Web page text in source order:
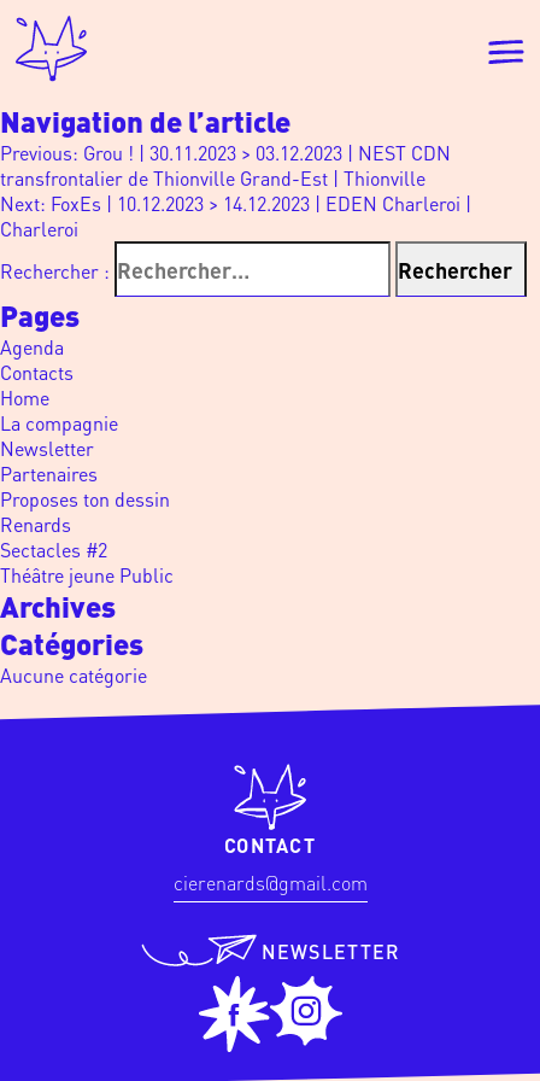
Navigation de l’article
Previous: Grou ! | 30.11.2023 > 03.12.2023 | NEST CDN
transfrontalier de Thionville Grand-Est | Thionville
Next: FoxEs | 10.12.2023 > 14.12.2023 | EDEN Charleroi |
Charleroi
Rechercher :
Pages
Agenda
Contacts
Home
La compagnie
Newsletter
Partenaires
Proposes ton dessin
Renards
Sectacles #2
Théâtre jeune Public
Archives
Catégories
Aucune catégorie
CONTACT
cierenards@gmail.com
NEWSLETTER